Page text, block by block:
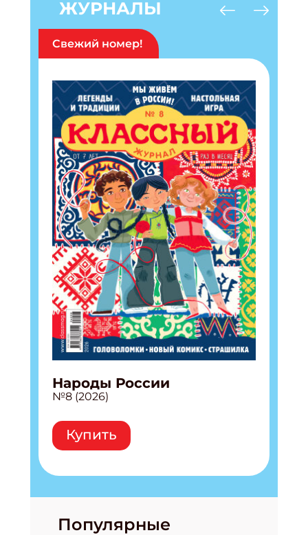
ЖУРНАЛЫ
Свежий номер!
Народы России
№8 (2026)
Купить
Популярные